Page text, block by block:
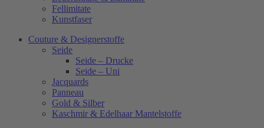
Fellimitate
Kunstfaser
Couture & Designerstoffe
Seide
Seide – Drucke
Seide – Uni
Jacquards
Panneau
Gold & Silber
Kaschmir & Edelhaar Mantelstoffe